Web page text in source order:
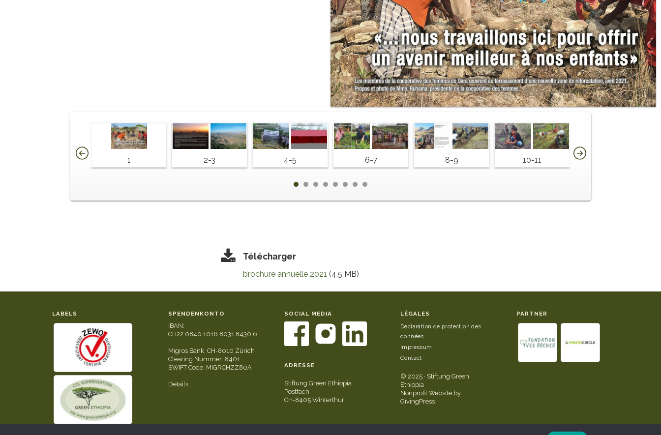
1 2-3 4-5 6-7 8-9 10-11
Télécharger
brochure annuelle 2021 (4.5 MB)
LABELS SPENDENKONTO
IBAN:
CH22 0840 1016 8031 8430 6
Migros Bank, CH-8010 Zürich
Clearing Nummer: 8401
SWIFT Code: MIGRCHZZ80A
Details ...
SOCIAL MEDIA
ADRESSE
Stiftung Green Ethiopia
Postfach
CH-8405 Winterthur
LÉGALES
Déclaration de protection des
données
Impressum
Contact
© 2025 · Stiftung Green
Ethiopia
Nonprofit Website by
GivingPress
PARTNER